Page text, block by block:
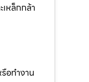
หล็กกล้า
อทำงาน